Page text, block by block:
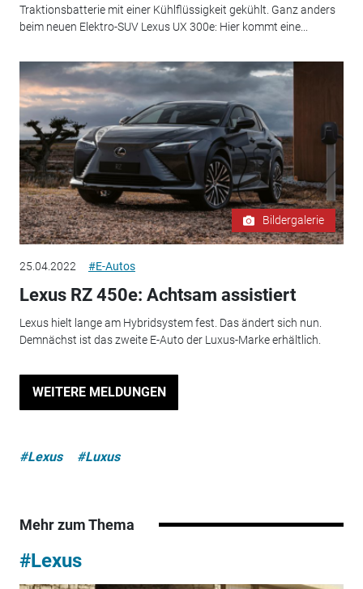
Traktionsbatterie mit einer Kühlflüssigkeit gekühlt. Ganz anders
beim neuen Elektro-SUV Lexus UX 300e: Hier kommt eine...
Bildergalerie
25.04.2022 #E-Autos
Lexus RZ 450e: Achtsam assistiert
Lexus hielt lange am Hybridsystem fest. Das ändert sich nun.
Demnächst ist das zweite E-Auto der Luxus-Marke erhältlich.
WEITERE MELDUNGEN
#Lexus #Luxus
Mehr zum Thema
#Lexus